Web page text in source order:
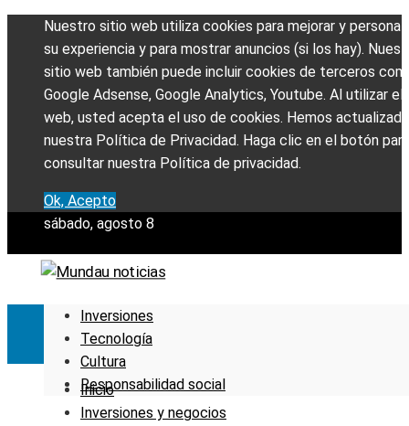
Nuestro sitio web utiliza cookies para mejorar y
su experiencia y para mostrar anuncios (si los hay).
sitio web también puede incluir cookies de terceros
Google Adsense, Google Analytics, Youtube. Al utilizar el
web, usted acepta el uso de cookies. Hemos actualizado
nuestra Política de Privacidad. Haga clic en el botón para
consultar nuestra Política de privacidad.
Ok, Acepto
sábado, agosto 8
Inversiones
Tecnología
Cultura
Responsabilidad social
Inicio
Inversiones y negocios